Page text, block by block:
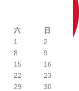
六 日
1
2
8
9
15
16
22
23
29
30